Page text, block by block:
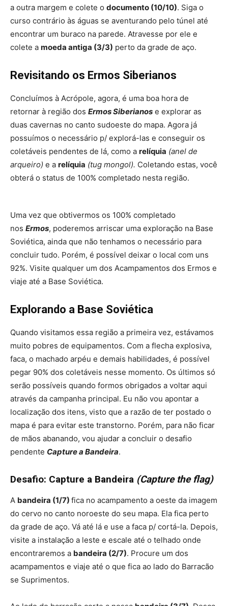
a outra margem e colete o documento (10/10). Siga o
curso contrário às águas se aventurando pelo túnel até
encontrar um buraco na parede. Atravesse por ele e
colete a moeda antiga (3/3) perto da grade de aço.
Revisitando os Ermos Siberianos
Concluímos à Acrópole, agora, é uma boa hora de
retornar à região dos Ermos Siberianos e explorar as
duas cavernas no canto sudoeste do mapa. Agora já
possuímos o necessário p/ explorá-las e conseguir os
coletáveis pendentes de lá, como a relíquia (anel de
arqueiro) e a relíquia (tug mongol). Coletando estas, você
obterá o status de 100% completado nesta região.
Uma vez que obtivermos os 100% completado
nos Ermos, poderemos arriscar uma exploração na Base
Soviética, ainda que não tenhamos o necessário para
concluir tudo. Porém, é possível deixar o local com uns
92%. Visite qualquer um dos Acampamentos dos Ermos e
viaje até a Base Soviética.
Explorando a Base Soviética
Quando visitamos essa região a primeira vez, estávamos
muito pobres de equipamentos. Com a flecha explosiva,
faca, o machado arpéu e demais habilidades, é possível
pegar 90% dos coletáveis nesse momento. Os últimos só
serão possíveis quando formos obrigados a voltar aqui
através da campanha principal. Eu não vou apontar a
localização dos itens, visto que a razão de ter postado o
mapa é para evitar este transtorno. Porém, para não ficar
de mãos abanando, vou ajudar a concluir o desafio
pendente Capture a Bandeira.
Desafio: Capture a Bandeira (Capture the flag)
A bandeira (1/7) fica no acampamento a oeste da imagem
do cervo no canto noroeste do seu mapa. Ela fica perto
da grade de aço. Vá até lá e use a faca p/ cortá-la. Depois,
visite a instalação a leste e escale até o telhado onde
encontraremos a bandeira (2/7). Procure um dos
acampamentos e viaje até o que fica ao lado do Barracão
se Suprimentos.